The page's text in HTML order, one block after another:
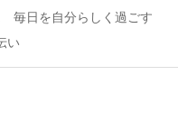
日を自分らしく過ごす
い